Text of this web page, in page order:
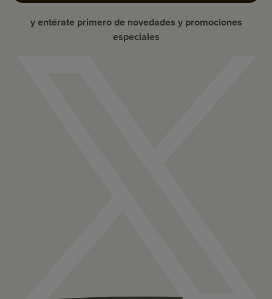
y entérate primero de novedades y promociones
especiales